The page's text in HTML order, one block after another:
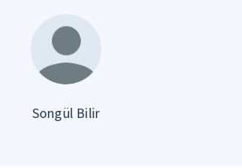
Songül Bilir